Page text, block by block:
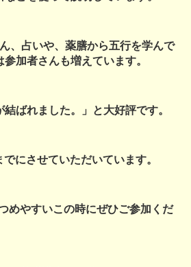
、占いや、薬膳から五行を学んで
加者さんも増えています。
ばれました。」と大好評です。
にさせていただいています。
めやすいこの時にぜひご参加くだ